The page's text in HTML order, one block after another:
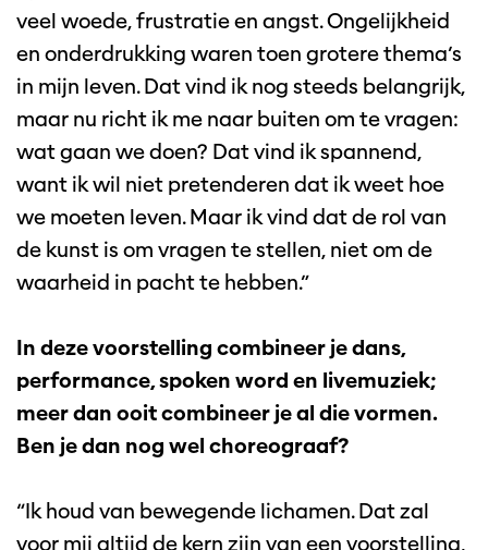
veel woede, frustratie en angst. Ongelijkheid
en onderdrukking waren toen grotere thema’s
in mijn leven. Dat vind ik nog steeds belangrijk,
maar nu richt ik me naar buiten om te vragen:
wat gaan we doen? Dat vind ik spannend,
want ik wil niet pretenderen dat ik weet hoe
we moeten leven. Maar ik vind dat de rol van
de kunst is om vragen te stellen, niet om de
waarheid in pacht te hebben.”
In deze voorstelling combineer je dans,
performance, spoken word en livemuziek;
meer dan ooit combineer je al die vormen.
Ben je dan nog wel choreograaf?
“Ik houd van bewegende lichamen. Dat zal
voor mij altijd de kern zijn van een voorstelling,